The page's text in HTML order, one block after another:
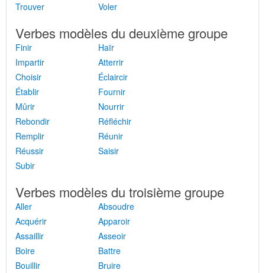
Trouver
Voler
Verbes modèles du deuxième groupe
Finir
Haïr
Impartir
Atterrir
Choisir
Éclaircir
Établir
Fournir
Mûrir
Nourrir
Rebondir
Réfléchir
Remplir
Réunir
Réussir
Saisir
Subir
Verbes modèles du troisième groupe
Aller
Absoudre
Acquérir
Apparoir
Assaillir
Asseoir
Boire
Battre
Bouillir
Bruire